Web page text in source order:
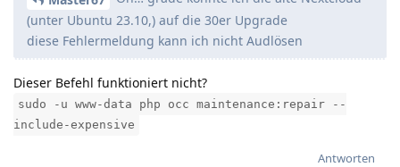
(unter Ubuntu 23.10,) auf die 30er Upgrade
diese Fehlermeldung kann ich nicht Audlösen
Dieser Befehl funktioniert nicht?
sudo -u www-data php occ maintenance:repair --
include-expensive
Antworten